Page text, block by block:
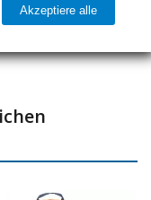
Akzeptiere alle